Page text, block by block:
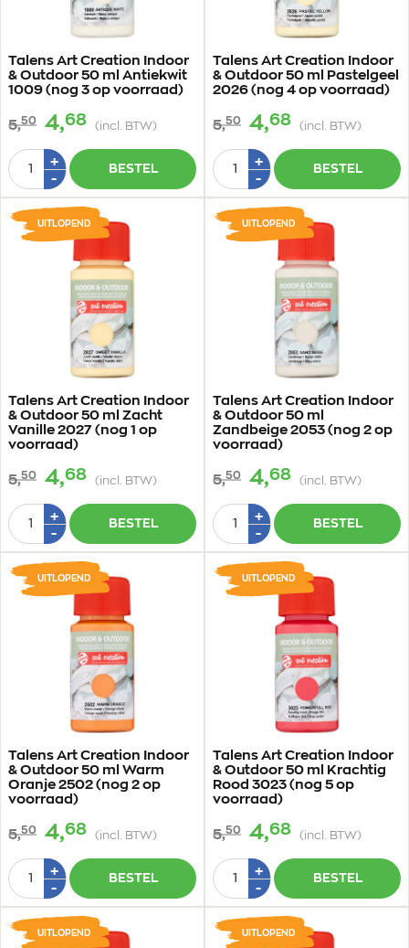
Talens Art Creation Indoor
& Outdoor 50 ml Antiekwit
1009 (nog 3 op voorraad)
5,50 4,68 (incl. BTW)
Aantal
+Plus
-Min
1
BESTEL
Talens Art Creation Indoor
& Outdoor 50 ml Pastelgeel
2026 (nog 4 op voorraad)
5,50 4,68 (incl. BTW)
Aantal
+Plus
-Min
1
BESTEL
Talens Art Creation Indoor
& Outdoor 50 ml Zacht
Vanille 2027 (nog 1 op
voorraad)
5,50 4,68 (incl. BTW)
UITLOPEND
Aantal
+Plus
-Min
1
BESTEL
Talens Art Creation Indoor
& Outdoor 50 ml
Zandbeige 2053 (nog 2 op
voorraad)
5,50 4,68 (incl. BTW)
UITLOPEND
Aantal
+Plus
-Min
1
BESTEL
Talens Art Creation Indoor
& Outdoor 50 ml Warm
Oranje 2502 (nog 2 op
voorraad)
5,50 4,68 (incl. BTW)
UITLOPEND
Aantal
+Plus
-Min
1
BESTEL
Talens Art Creation Indoor
& Outdoor 50 ml Krachtig
Rood 3023 (nog 5 op
voorraad)
5,50 4,68 (incl. BTW)
UITLOPEND
Aantal
+Plus
-Min
1
BESTEL
UITLOPEND UITLOPEND